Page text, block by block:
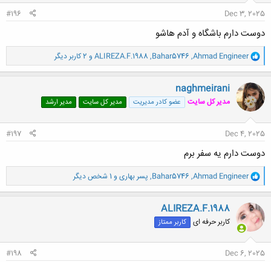
Dec 3, 2025
#196
دوست دارم باشگاه و آدم هاشو
و
ا
ک
ن
ش
ه
ا
Ahmad Engineer
,
Bahar5746
,
ALIREZA.F.1988 و 2 کاربر دیگر
naghmeirani
مدیر کل سایت عضو کادر مدیریت مدیر کل سایت مدیر ارشد
Dec 4, 2025
#197
دوست دارم یه سفر برم
و
ا
ک
ن
ش
ه
ا
Ahmad Engineer
,
Bahar5746
, پسر بهاری و 1 شخص دیگر
ALIREZA.F.1988
کاربر حرفه ای کاربر ممتاز
Dec 6, 2025
#198